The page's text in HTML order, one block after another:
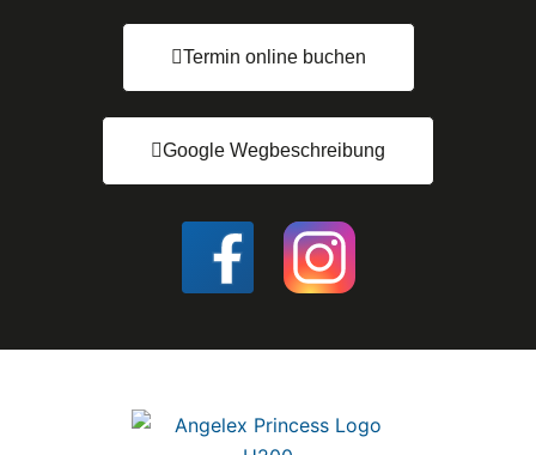
Termin online buchen
Google Wegbeschreibung
I
c
I
c